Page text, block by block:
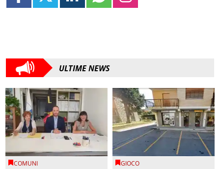
ULTIME NEWS
COMUNI GIOCO